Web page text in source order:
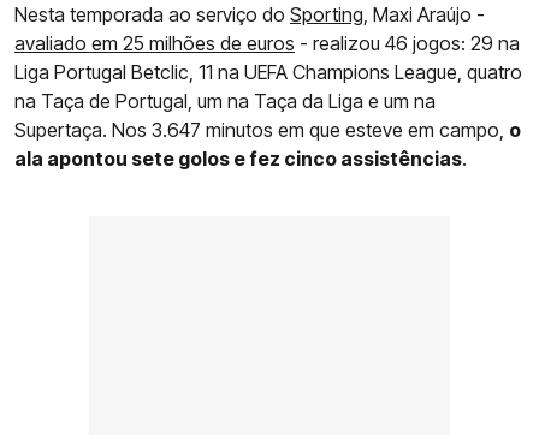
Nesta temporada ao serviço do Sporting, Maxi Araújo -
avaliado em 25 milhões de euros - realizou 46 jogos: 29 na
Liga Portugal Betclic, 11 na UEFA Champions League, quatro
na Taça de Portugal, um na Taça da Liga e um na
Supertaça. Nos 3.647 minutos em que esteve em campo, o
ala apontou sete golos e fez cinco assistências.